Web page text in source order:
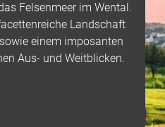
Felsenmeer im Wental.
Landschaft
einem imposanten
Aus- und Weitblicken.